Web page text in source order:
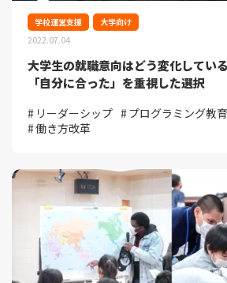
学校運営支援 大学向け
2022.07.04
大学生の就職意向はどう変化してい
「自分に合った」を重視した選択
リーダーシップ プログラミング教育
働き方改革